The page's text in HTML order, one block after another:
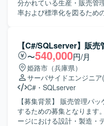
対応する開発経験を積むこ
の拡張開発を通じて、既存
っていただきます。
分かれている生産・販売管
率および標準化を図るため
工程をご対応いただきま
し、共通フォーマットで管
テムの設計を行っていただ
義した内容を開発工程に引
ーズにも関与いただく想定です。 【求める人物
当者やチームメンバーと積
りながら、要件を正しく
ております。自ら課題を抽
に向けて主体的に動ける方
【C#/SQLserver】販
〜540,000円/月
姫路市（兵庫県）
サーバサイドエンジニア
C# ・ SQLserver
【募集背景】 販売管理パ
するための募集となります。 【作業内容】 販売管理パッケ
ージにおける設計・製造・